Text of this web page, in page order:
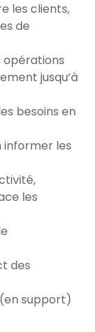
les clients,
de
opérations
jusqu’à
besoins en
informer les
les
des
support)